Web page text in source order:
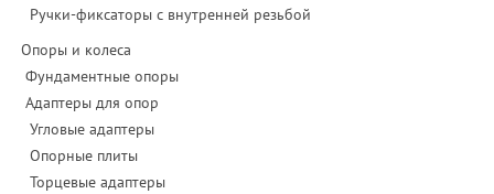
Ручки-фиксаторы c внутренней резьбой
Опоры и колеса
Фундаментные опоры
Адаптеры для опор
Угловые адаптеры
Опорные плиты
Торцевые адаптеры